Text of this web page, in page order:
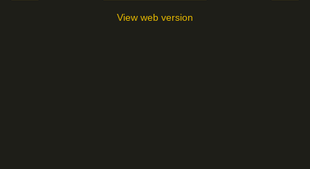
View web version